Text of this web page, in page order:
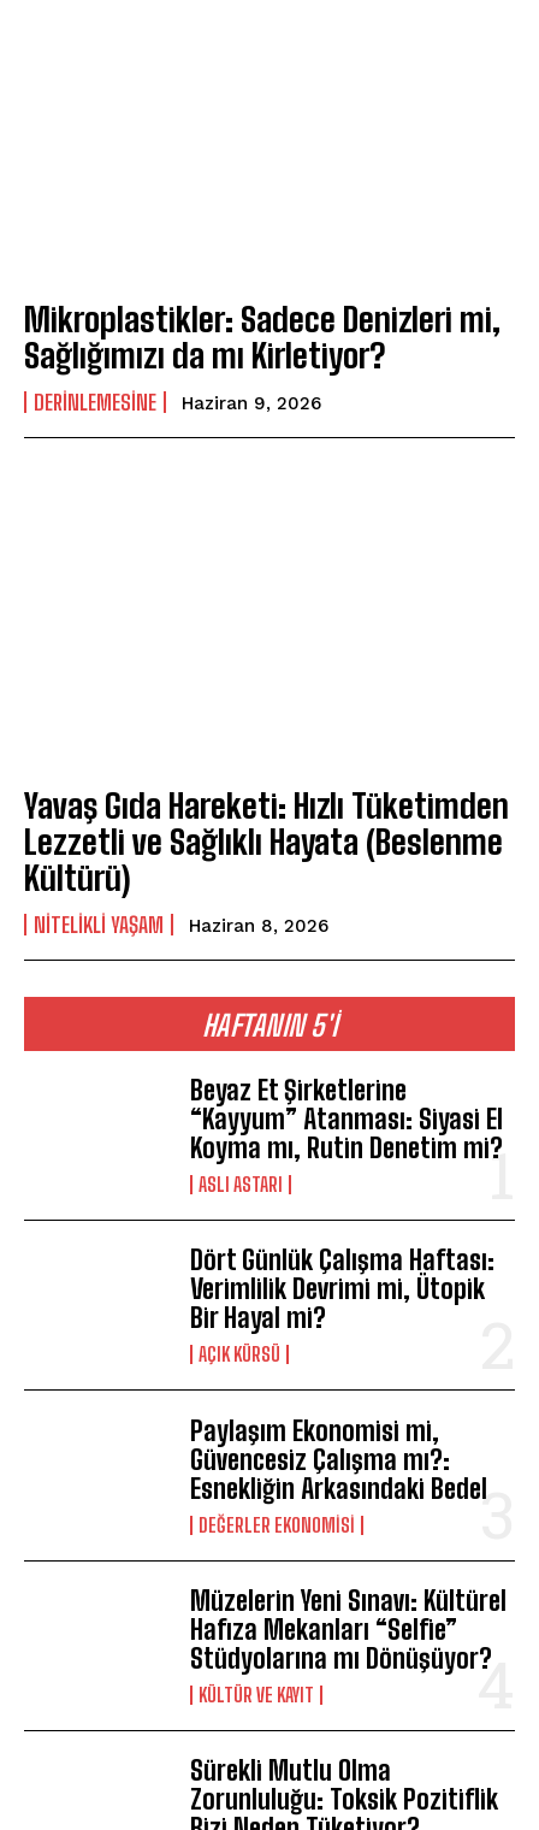
Mikroplastikler: Sadece Denizleri mi,
Sağlığımızı da mı Kirletiyor?
DERINLEMESINE Haziran 9, 2026
Yavaş Gıda Hareketi: Hızlı Tüketimden
Lezzetli ve Sağlıklı Hayata (Beslenme
Kültürü)
NITELIKLI YAŞAM Haziran 8, 2026
HAFTANIN 5'İ
Beyaz Et Şirketlerine
“Kayyum” Atanması: Siyasi El
Koyma mı, Rutin Denetim mi?
ASLI ASTARI
Dört Günlük Çalışma Haftası:
Verimlilik Devrimi mi, Ütopik
Bir Hayal mi?
AÇIK KÜRSÜ
Paylaşım Ekonomisi mi,
Güvencesiz Çalışma mı?:
Esnekliğin Arkasındaki Bedel
DEĞERLER EKONOMISI
Müzelerin Yeni Sınavı: Kültürel
Hafıza Mekanları “Selfie”
Stüdyolarına mı Dönüşüyor?
KÜLTÜR VE KAYIT
Sürekli Mutlu Olma
Zorunluluğu: Toksik Pozitiflik